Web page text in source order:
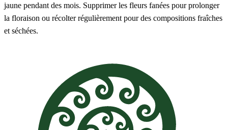
jaune pendant des mois. Supprimer les fleurs fanées pour prolonger
la floraison ou récolter régulièrement pour des compositions fraîches
et séchées.